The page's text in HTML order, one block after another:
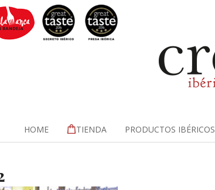
HOME TIENDA PRODUCTOS IBÉRICOS